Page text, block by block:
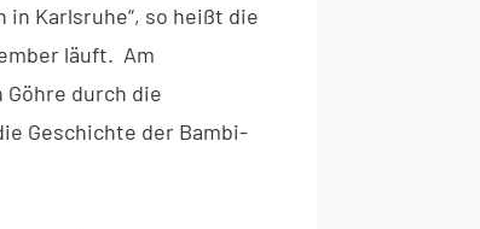
in Karlsruhe“, so heißt die
läuft. Am
durch die
Geschichte der Bambi-